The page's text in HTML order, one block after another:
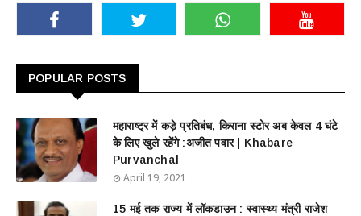
POPULAR POSTS
महाराष्ट्र में कड़े प्रतिबंध, किराना स्टोर अब केवल 4 घंटे
के लिए खुले रहेंगे :अजीत पवार | Khabare
Purvanchal
April 19, 2021
15 मई तक राज्य में लॉकडाउन : स्वास्थ्य मंत्री राजेश